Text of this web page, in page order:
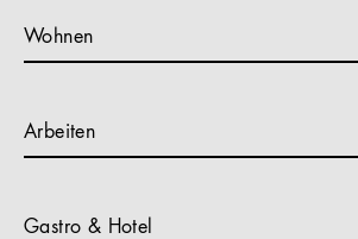
Wohnen
Arbeiten
Gastro & Hotel